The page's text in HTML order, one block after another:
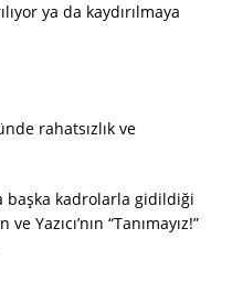
ya da kaydırılmaya
rahatsızlık ve
başka kadrolarla gidildiği
Yazıcı’nın “Tanımayız!”